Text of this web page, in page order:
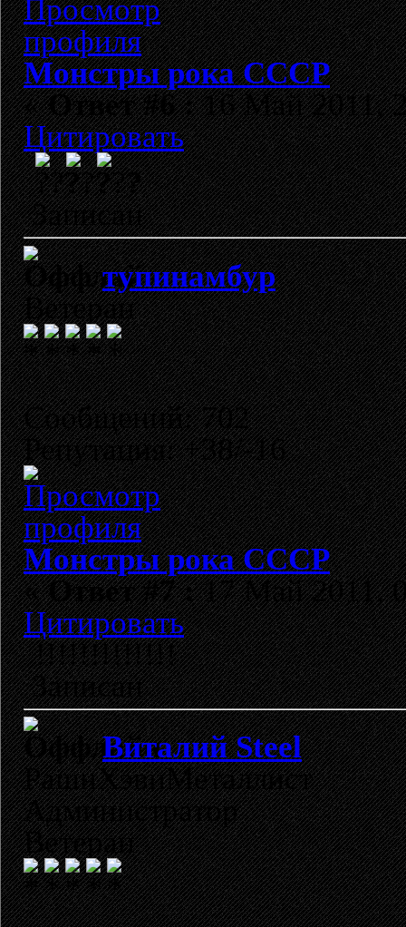
Монстры рока СССР
«Ответ #6 :16 Май 2011,
Цитировать
?
Записан
тупинамбур
Ветеран
Сообщений: 702
Репутация: +38/-16
Монстры рока СССР
«Ответ #7 :17 Май 2011,
Цитировать
!!!!!!!!!!!!!
Записан
Виталий Steel
РашнХэвиМеталлист
Администратор
Ветеран